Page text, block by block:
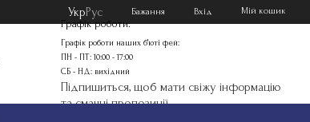
УкрРус Бажання Вхід Мій кошик
Графік роботи:
Графік роботи наших б'юті фей:
ПН - ПТ: 10:00 - 17:00
СБ - НД: вихідний
Підпишиться, щоб мати свіжу інформацію
та смачні пропозиції